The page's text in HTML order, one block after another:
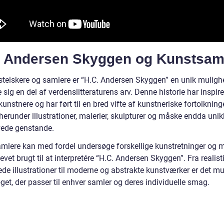
Andersen Skyggen og
og samlere er “H.C. Andersen Skyggen” en unik
sig en del af verdenslitteraturens arv. Denne historie har
og har ført til en bred vifte af kunstneriske
illustrationer, malerier, skulpturer og måske endda
genstande.
kan med fordel undersøge forskellige kunstretninger og
brugt til at interpretére “H.C. Andersen Skyggen”. Fra
illustrationer til moderne og abstrakte kunstværker er det
der passer til enhver samler og deres individuelle smag.